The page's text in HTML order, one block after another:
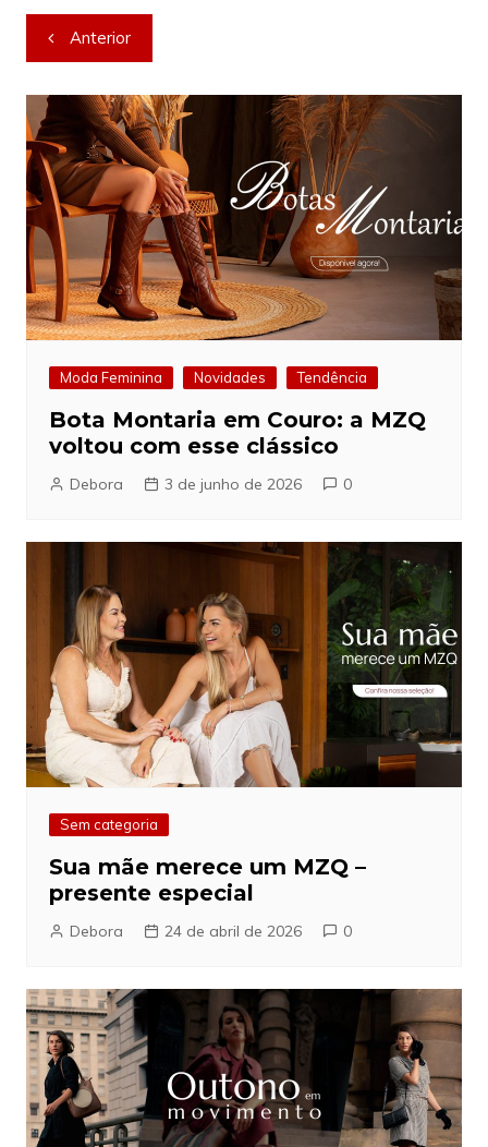
Navegação
de
Post
Anterior
Moda Feminina Novidades Tendência
Bota Montaria em Couro: a MZQ
voltou com esse clássico
Debora 3 de junho de 2026 0
Sem categoria
Sua mãe merece um MZQ –
presente especial
Debora 24 de abril de 2026 0